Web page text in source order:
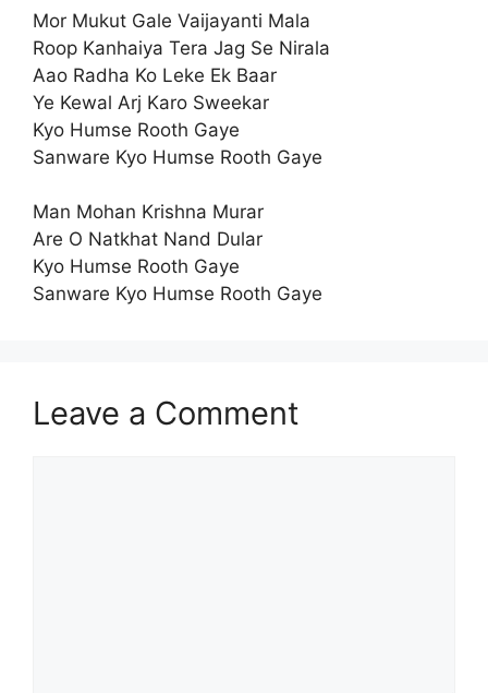
Mor Mukut Gale Vaijayanti Mala
Roop Kanhaiya Tera Jag Se Nirala
Aao Radha Ko Leke Ek Baar
Ye Kewal Arj Karo Sweekar
Kyo Humse Rooth Gaye
Sanware Kyo Humse Rooth Gaye
Man Mohan Krishna Murar
Are O Natkhat Nand Dular
Kyo Humse Rooth Gaye
Sanware Kyo Humse Rooth Gaye
Leave a Comment